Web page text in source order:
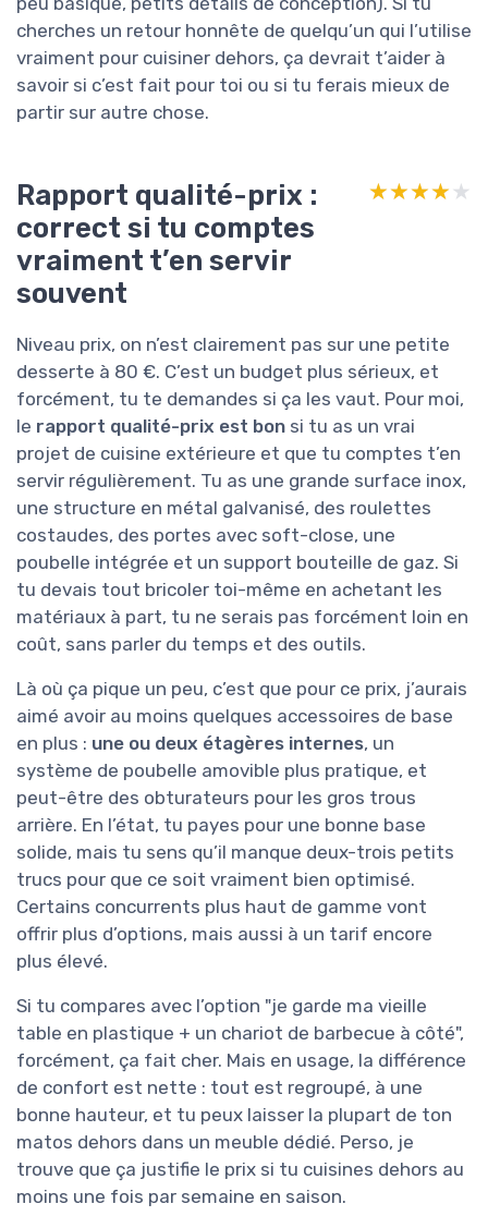
cherches un retour honnête de quelqu’un qui l’utilise
vraiment pour cuisiner dehors, ça devrait t’aider à
savoir si c’est fait pour toi ou si tu ferais mieux de
partir sur autre chose.
Rapport qualité-prix :
correct si tu comptes
vraiment t’en servir
souvent
★★★★★
★★★★★
Niveau prix, on n’est clairement pas sur une petite
desserte à 80 €. C’est un budget plus sérieux, et
forcément, tu te demandes si ça les vaut. Pour moi,
le rapport qualité-prix est bon si tu as un vrai
projet de cuisine extérieure et que tu comptes t’en
servir régulièrement. Tu as une grande surface inox,
une structure en métal galvanisé, des roulettes
costaudes, des portes avec soft-close, une
poubelle intégrée et un support bouteille de gaz. Si
tu devais tout bricoler toi-même en achetant les
matériaux à part, tu ne serais pas forcément loin en
coût, sans parler du temps et des outils.
Là où ça pique un peu, c’est que pour ce prix, j’aurais
aimé avoir au moins quelques accessoires de base
en plus : une ou deux étagères internes, un
système de poubelle amovible plus pratique, et
peut-être des obturateurs pour les gros trous
arrière. En l’état, tu payes pour une bonne base
solide, mais tu sens qu’il manque deux-trois petits
trucs pour que ce soit vraiment bien optimisé.
Certains concurrents plus haut de gamme vont
offrir plus d’options, mais aussi à un tarif encore
plus élevé.
Si tu compares avec l’option "je garde ma vieille
table en plastique + un chariot de barbecue à côté",
forcément, ça fait cher. Mais en usage, la différence
de confort est nette : tout est regroupé, à une
bonne hauteur, et tu peux laisser la plupart de ton
matos dehors dans un meuble dédié. Perso, je
trouve que ça justifie le prix si tu cuisines dehors au
moins une fois par semaine en saison.